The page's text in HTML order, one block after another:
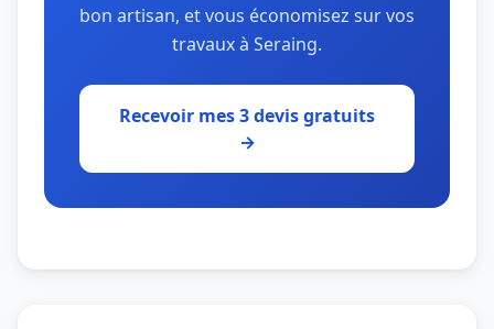
bon artisan, et vous économisez sur vos
travaux à Seraing.
Recevoir mes 3 devis gratuits
→